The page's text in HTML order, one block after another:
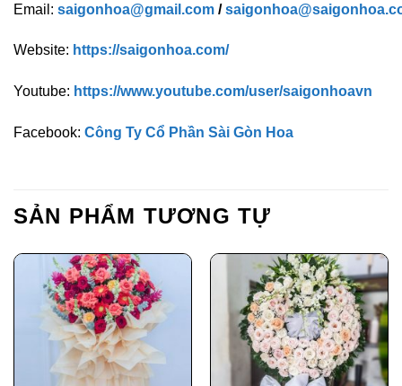
Email: saigonhoa@gmail.com /
Website: https://saigonhoa.com/
Youtube: https://www.youtube.com/user/saigonhoavn
Facebook: Công Ty Cổ Phần Sài Gòn Hoa
SẢN PHẨM TƯƠNG TỰ